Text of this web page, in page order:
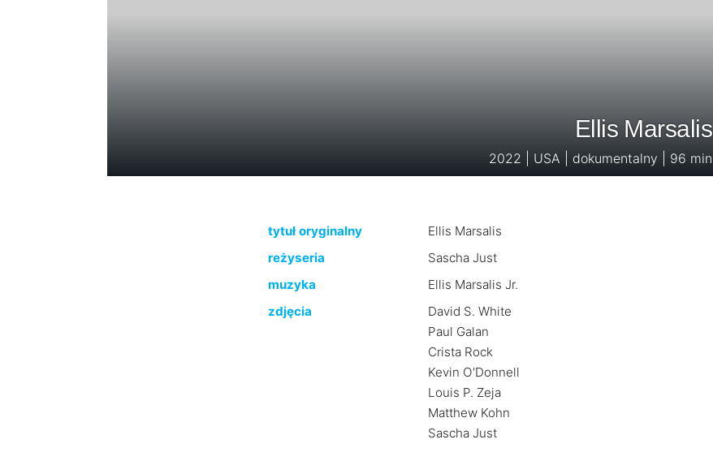
Ellis Marsalis
2022 | USA | dokumentalny | 96 min
tytuł oryginalny
Ellis Marsalis
reżyseria
Sascha Just
muzyka
Ellis Marsalis Jr.
zdjęcia
David S. White
Paul Galan
Crista Rock
Kevin O'Donnell
Louis P. Zeja
Matthew Kohn
Sascha Just